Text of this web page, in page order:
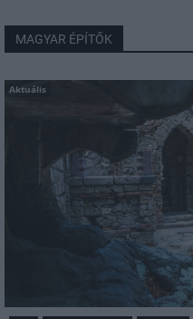
MAGYAR ÉPÍTŐK
Aktuális